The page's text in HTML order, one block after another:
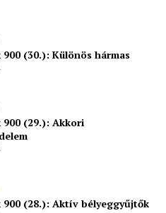
(30.): Különös hármas
900 (29.): Akkori
900 (28.): Aktív bélyeggyűjtők